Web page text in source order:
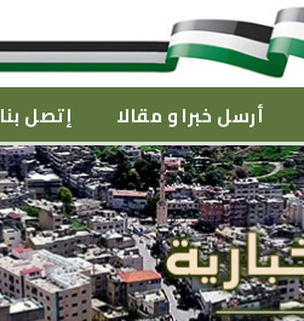
أرسل خبرا و مقالا إتصل بنا